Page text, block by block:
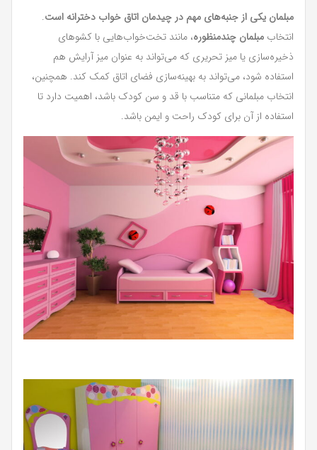
مبلمان یکی از جنبه‌های مهم در چیدمان اتاق خواب دخترانه است.
انتخاب مبلمان چندمنظوره، مانند تخت‌خواب‌هایی با کشوهای
ذخیره‌سازی یا میز تحریری که می‌تواند به عنوان میز آرایش هم
استفاده شود، می‌تواند به بهینه‌سازی فضای اتاق کمک کند. همچنین،
انتخاب مبلمانی که متناسب با قد و سن کودک باشد، اهمیت دارد تا
استفاده از آن برای کودک راحت و ایمن باشد.